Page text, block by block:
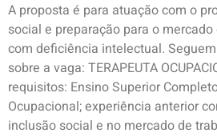
A proposta é para atuação com o
social e preparação para o
com deficiência intelectual.
sobre a vaga: TERAPEUTA
requisitos: Ensino Superior
Ocupacional; experiência anterior
inclusão social e no mercado de